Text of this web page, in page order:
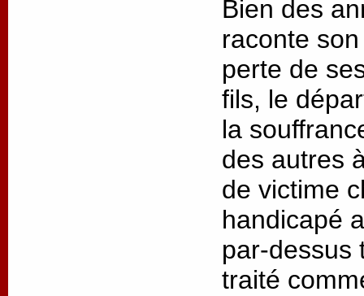
Bien des
raconte
perte de
fils, le
la
des autres
de victime
handicapé
par-dessus
traité